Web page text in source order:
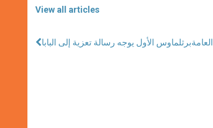
View all articles
برثلماوس الأول يوجه رسالة تعزية إلى البابا